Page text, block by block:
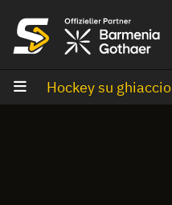
Hockey su ghiaccio